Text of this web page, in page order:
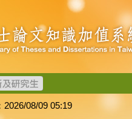
2026/08/09 05:19